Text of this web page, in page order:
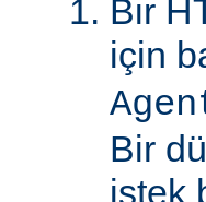
Bir
için
Bir
istek